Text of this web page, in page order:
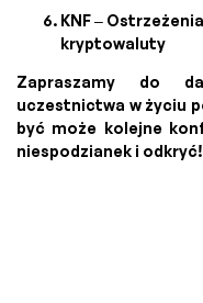
KNF –
kryptowaluty
Zapraszamy do
uczestnictwa w życiu
być może kolejne
niespodzianek i odkryć!